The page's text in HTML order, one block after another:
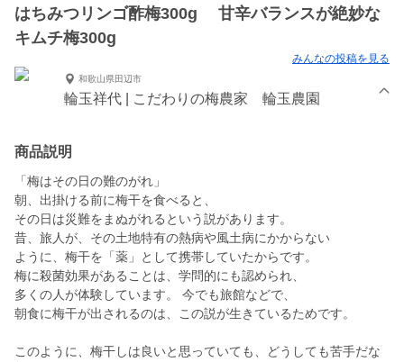
はちみつリンゴ酢梅300g 甘辛バランスが絶妙な
キムチ梅300g
みんなの投稿を見る
和歌山県田辺市
輪玉祥代 | こだわりの梅農家 輪玉農園
商品説明
「梅はその日の難のがれ」
朝、出掛ける前に梅干を食べると、
その日は災難をまぬがれるという説があります。
昔、旅人が、その土地特有の熱病や風土病にかからない
ように、梅干を「薬」として携帯していたからです。
梅に殺菌効果があることは、学問的にも認められ、
多くの人が体験しています。 今でも旅館などで、
朝食に梅干が出されるのは、この説が生きているためです。
このように、梅干しは良いと思っていても、どうしても苦手だな